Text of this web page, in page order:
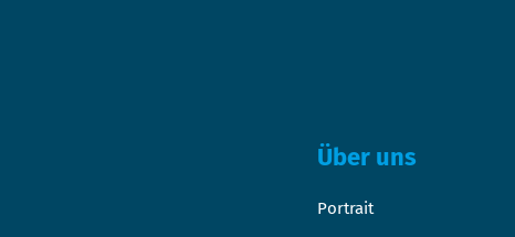
Über uns
Portrait